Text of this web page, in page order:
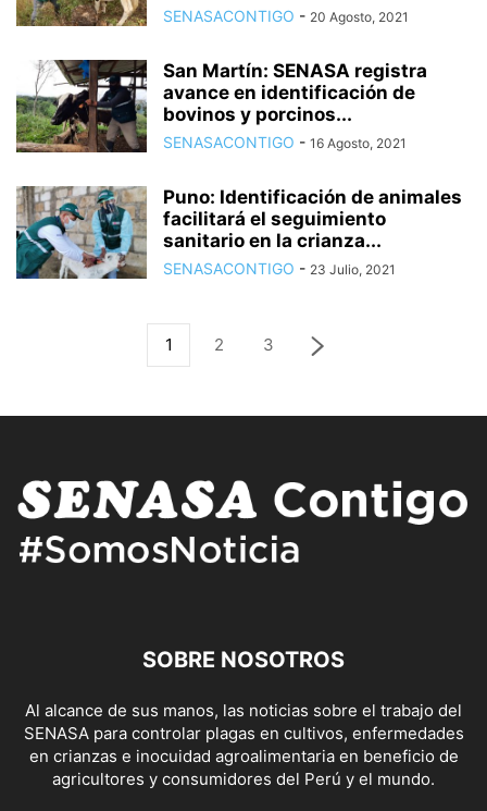
SENASACONTIGO - 20 Agosto, 2021
San Martín: SENASA registra
avance en identificación de
bovinos y porcinos...
SENASACONTIGO - 16 Agosto, 2021
Puno: Identificación de animales
facilitará el seguimiento
sanitario en la crianza...
SENASACONTIGO - 23 Julio, 2021
1 2 3
SOBRE NOSOTROS
Al alcance de sus manos, las noticias sobre el trabajo del
SENASA para controlar plagas en cultivos, enfermedades
en crianzas e inocuidad agroalimentaria en beneficio de
agricultores y consumidores del Perú y el mundo.